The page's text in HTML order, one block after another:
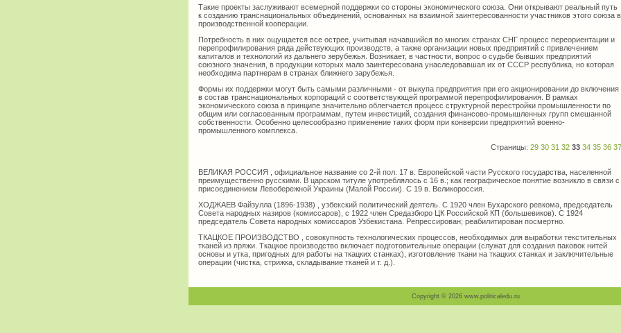
Такие проекты заслуживают всемерной поддержки со стороны экономического союза. Они открывают реальный путь
к созданию транснациональных объединений, основанных на взаимной заинтересованности участников этого союза в
производственной кооперации.
Потребность в них ощущается все острее, учитывая начавшийся во многих странах СНГ процесс переориентации и
перепрофилирования ряда действующих производств, а также организации новых предприятий с привлечением
капиталов и технологий из дальнего зерубежья. Возникает, в частности, вопрос о судьбе бывших предприятий
союзного значения, в продукции которых мало заинтересована унаследовавшая их от СССР республика, но которая
необходима партнерам в странах ближнего зарубежья.
Формы их поддержки могут быть самыми различными - от выкупа предприятия при его акционировании до включения
в состав транснациональных корпораций с соответствующей программой перепрофилирования. В рамках
экономического союза в принципе значительно облегчается процесс структурной перестройки промышленности по
общим или согласованным программам, путем инвестиций, создания финансово-промышленных групп смешанной
собственности. Особенно целесообразно применение таких форм при конверсии предприятий военно-
промышленного комплекса.
Страницы: 29 30 31 32 33 34 35 36 37
ВЕЛИКАЯ РОССИЯ , официальное название со 2-й пол. 17 в. Европейской части Русского государства, населенной
преимущественно русскими. В царском титуле употреблялось с 16 в.; как географическое понятие возникло в связи с
присоединением Левобережной Украины (Малой России). С 19 в. Великороссия.
ХОДЖАЕВ Файзулла (1896-1938) , узбекский политический деятель. С 1920 член Бухарского ревкома, председатель
Совета народных назиров (комиссаров), с 1922 член Средазбюро ЦК Российской КП (большевиков). С 1924
председатель Совета народных комиссаров Узбекистана. Репрессирован; реабилитирован посмертно.
ТКАЦКОЕ ПРОИЗВОДСТВО , совокупность технологических процессов, необходимых для выработки текстительных
тканей из пряжи. Ткацкое производство включает подготовительные операции (служат для создания паковок нитей
основы и утка, пригодных для работы на ткацких станках), изготовление ткани на ткацких станках и заключительные
операции (чистка, стрижка, складывание тканей и т. д.).
Copyright © 2026 www.politicaledu.ru